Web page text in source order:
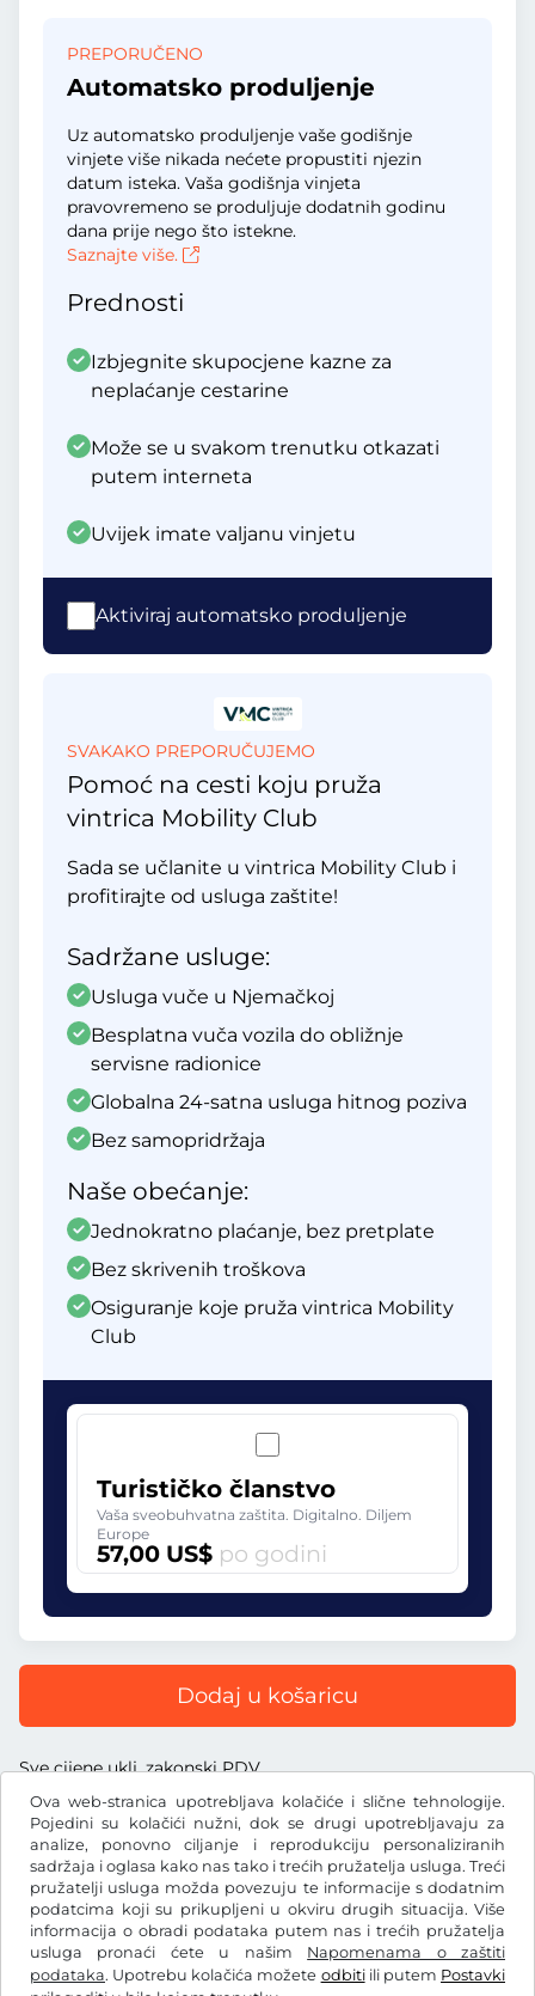
Ova web-stranica upotrebljava kolačiće i slične tehnologije.
Pojedini su kolačići nužni, dok se drugi upotrebljavaju za
analize, ponovno ciljanje i reprodukciju personaliziranih
sadržaja i oglasa kako nas tako i trećih pružatelja usluga. Treći
pružatelji usluga možda povezuju te informacije s dodatnim
podatcima koji su prikupljeni u okviru drugih situacija. Više
informacija o obradi podataka putem nas i trećih pružatelja
usluga pronaći ćete u našim Napomenama o zaštiti
podataka. Upotrebu kolačića možete odbitiili putem Postavki
PREPORUČENO
Automatsko produljenje
Uz automatsko produljenje vaše godišnje
vinjete više nikada nećete propustiti njezin
datum isteka. Vaša godišnja vinjeta
pravovremeno se produljuje dodatnih godinu
dana prije nego što istekne.
Saznajte više.
Prednosti
Izbjegnite skupocjene kazne za
neplaćanje cestarine
Može se u svakom trenutku otkazati
putem interneta
Uvijek imate valjanu vinjetu
Aktiviraj automatsko produljenje
SVAKAKO PREPORUČUJEMO
Pomoć na cesti koju pruža
vintrica Mobility Club
Sada se učlanite u vintrica Mobility Club i
profitirajte od usluga zaštite!
Sadržane usluge:
Usluga vuče u Njemačkoj
Besplatna vuča vozila do obližnje
servisne radionice
Globalna 24-satna usluga hitnog poziva
Bez samopridržaja
Naše obećanje:
Jednokratno plaćanje, bez pretplate
Bez skrivenih troškova
Osiguranje koje pruža vintrica Mobility
Club
Turističko članstvo
Vaša sveobuhvatna zaštita. Digitalno. Diljem
Europe
57,00 US$ po godini
Dodaj u košaricu
Sve cijene uklj. zakonski PDV
US$USD
Facebook Instagram